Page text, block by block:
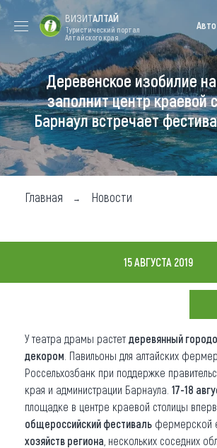
Форум VISIT
ALTAI
Цветение
маральника
Медицинский
форум
Туры
Где побывать
Чем заняться
Карта
Что привезти (сувениры)
О регионе
Коллекция впечатлений
Другие рубрики
ВИЗИТАЛТАЙ
Туристический портал
Алтайского края
Деревенское изобилие
заполнит центр краевой
Барнаул встречает
Главная Новости
15 АВГУСТА 2019
У театра драмы растет деревянный
декором . Павильоны для алтайских
Россельхозбанк при поддержке
края и администрации Барнаула. 17-18
площадке в центре краевой столицы
общероссийский фестиваль фермерской
хозяйств региона , нескольких соседних